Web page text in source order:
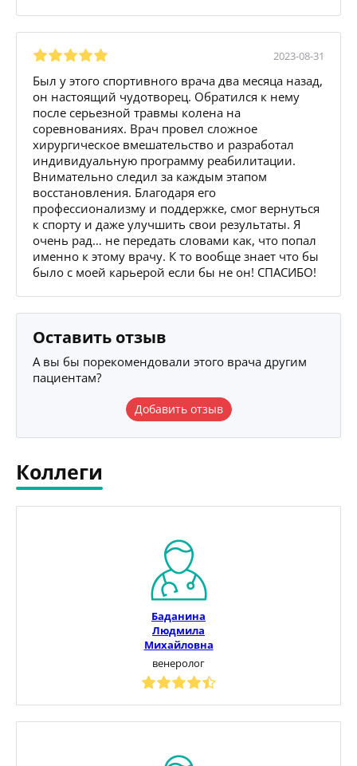
2023-08-31
Был у этого спортивного врача два месяца назад,
он настоящий чудотворец. Обратился к нему
после серьезной травмы колена на
соревнованиях. Врач провел сложное
хирургическое вмешательство и разработал
индивидуальную программу реабилитации.
Внимательно следил за каждым этапом
восстановления. Благодаря его
профессионализму и поддержке, смог вернуться
к спорту и даже улучшить свои результаты. Я
очень рад… не передать словами как, что попал
именно к этому врачу. К то вообще знает что бы
было с моей карьерой если бы не он! СПАСИБО!
Оставить отзыв
А вы бы порекомендовали этого врача другим
пациентам?
Добавить отзыв
Коллеги
Баданина
Людмила
Михайловна
венеролог